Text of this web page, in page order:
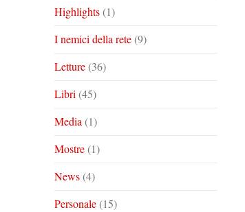
Highlights(1)
I nemici della rete(9)
Letture(36)
Libri (45)
Media (1)
Mostre(1)
News(4)
Personale(15)